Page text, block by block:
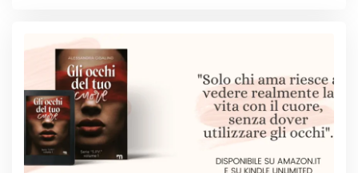
Forbidden Romance
Mafia romance
Medical romance